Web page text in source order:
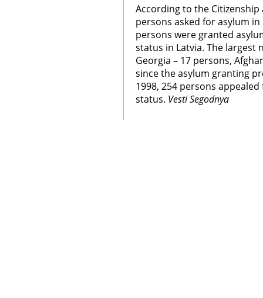
According to the
persons asked for asylum
persons were granted
status in Latvia. The largest
Georgia – 17 persons,
since the asylum granting
1998, 254 persons
status. Vesti Segodnya